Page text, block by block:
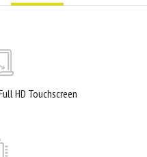
HD Touchscreen